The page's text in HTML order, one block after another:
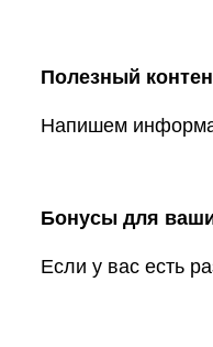
Полезный
Напишем
Бонусы для
Если у вас есть